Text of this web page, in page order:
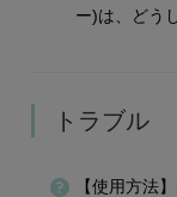
ー)は、どう
トラブル
【使用方法